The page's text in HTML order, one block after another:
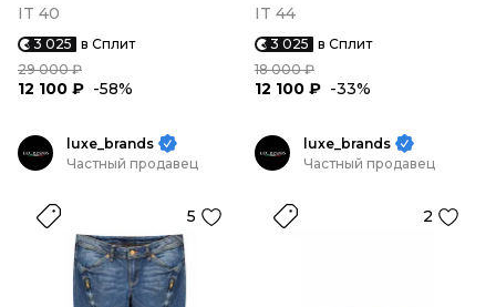
IT 40
3 025 в Сплит
29 000 ₽
12 100 ₽ -58%
IT 44
3 025 в Сплит
18 000 ₽
12 100 ₽ -33%
luxe_brands
Частный продавец
5
luxe_brands
Частный продавец
2